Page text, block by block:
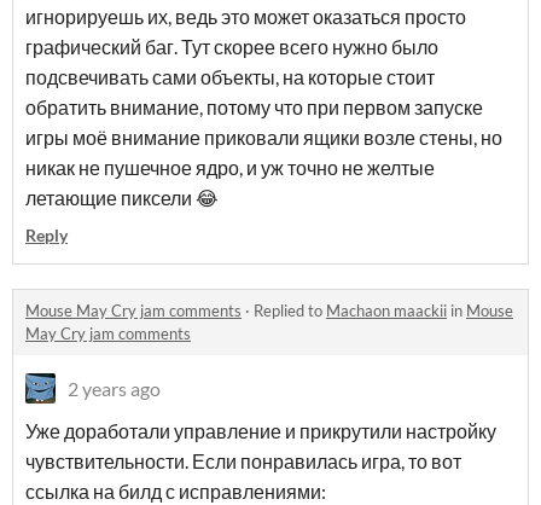
игнорируешь их, ведь это может оказаться просто
графический баг. Тут скорее всего нужно было
подсвечивать сами объекты, на которые стоит
обратить внимание, потому что при первом запуске
игры моё внимание приковали ящики возле стены, но
никак не пушечное ядро, и уж точно не желтые
летающие пиксели 😂
Reply
Mouse May Cry jam comments · Replied to Machaon maackii in Mouse
May Cry jam comments
2 years ago
Уже доработали управление и прикрутили настройку
чувствительности. Если понравилась игра, то вот
ссылка на билд с исправлениями: